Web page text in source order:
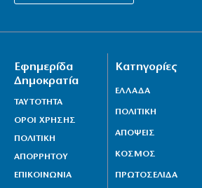
Εφημερίδα
Δημοκρατία
ΤΑΥΤΟΤΗΤΑ
ΟΡΟΙ ΧΡΗΣΗΣ
ΠΟΛΙΤΙΚΗ
ΑΠΟΡΡΗΤΟΥ
ΕΠΙΚΟΙΝΩΝΙΑ
Κατηγορίες
ΕΛΛΑΔΑ
ΠΟΛΙΤΙΚΗ
ΑΠΟΨΕΙΣ
ΚΟΣΜΟΣ
ΠΡΩΤΟΣΕΛΙΔΑ